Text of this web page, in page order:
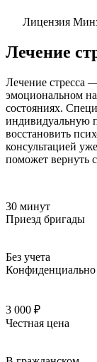
Лицензия
Лечение
Лечение стресса
эмоциональном
состояниях.
индивидуальную
восстановить
консультацией
поможет вернуть
30 минут
Приезд бригады
Без учета
Конфиденциально
3 000 ₽
Честная цена